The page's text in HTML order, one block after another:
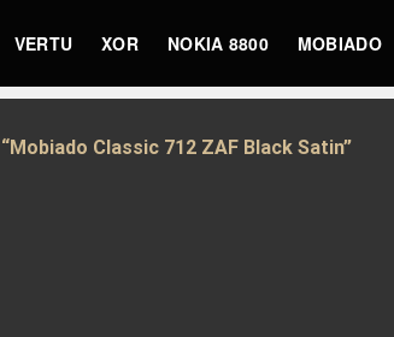
VERTU XOR NOKIA 8800 MOBIADO
Classic 712 ZAF Black Satin”